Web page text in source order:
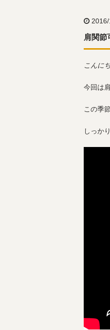
肩関節
こんに
今回は
この季
しっか